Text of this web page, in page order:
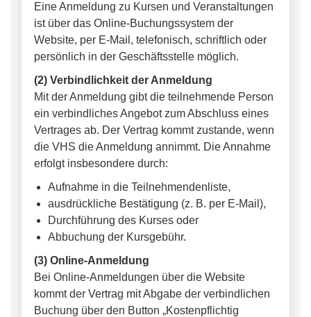
Eine Anmeldung zu Kursen und Veranstaltungen
ist über das Online-Buchungssystem der
Website, per E-Mail, telefonisch, schriftlich oder
persönlich in der Geschäftsstelle möglich.
(2) Verbindlichkeit der Anmeldung
Mit der Anmeldung gibt die teilnehmende Person
ein verbindliches Angebot zum Abschluss eines
Vertrages ab. Der Vertrag kommt zustande, wenn
die VHS die Anmeldung annimmt. Die Annahme
erfolgt insbesondere durch:
Aufnahme in die Teilnehmendenliste,
ausdrückliche Bestätigung (z. B. per E-Mail),
Durchführung des Kurses oder
Abbuchung der Kursgebühr.
(3) Online-Anmeldung
Bei Online-Anmeldungen über die Website
kommt der Vertrag mit Abgabe der verbindlichen
Buchung über den Button „Kostenpflichtig